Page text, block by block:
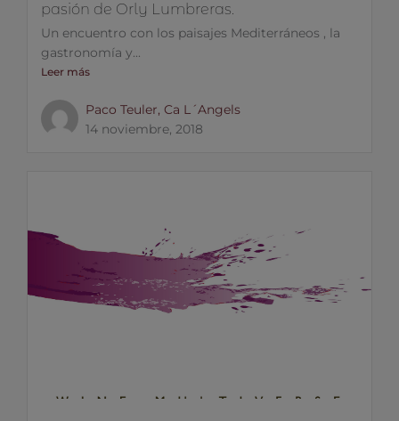
pasión de Orly Lumbreras.
Un encuentro con los paisajes Mediterráneos , la
gastronomía y...
Leer más
Paco Teuler, Ca L´Angels
14 noviembre, 2018